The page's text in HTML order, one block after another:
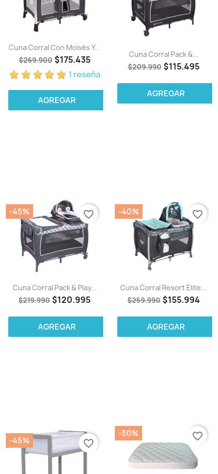
Cuna Corral Con Moisés Y...
$269.900 $175.435
1 reseña
AGREGAR
Cuna Corral Pack &...
$209.990 $115.495
AGREGAR
Cuna Corral Pack & Play...
$219.990 $120.995
-45%
AGREGAR
favorite_border
Cuna Corral Resort Elite...
$259.990 $155.994
-40%
AGREGAR
favorite_border
-45% favorite_border
-30% favorite_border